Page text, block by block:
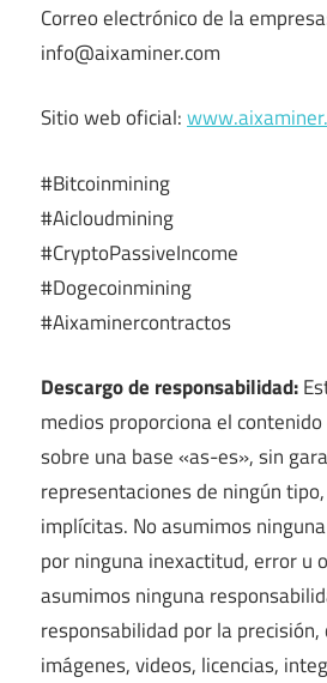
Correo electrónico de la
info@aixaminer.com
Sitio web oficial:
#Bitcoinmining
#Aicloudmining
#CryptoPassiveIncome
#Dogecoinmining
#Aixaminercontractos
Descargo de responsabilidad:
medios proporciona el
sobre una base «as-es», sin
representaciones de ningún
implícitas. No asumimos
por ninguna inexactitud, error u
asumimos ninguna
responsabilidad por la precisión,
imágenes, videos, licencias,